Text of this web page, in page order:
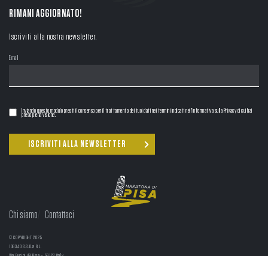
RIMANI AGGIORNATO!
Iscriviti alla nostra newsletter.
Email
Inviando questo modulo presti il consenso per il trattamento dei tuoi dati nei termini indicati nell'Informativa sulla Privacy di cui hai
preso piena visione.
Chi siamo Contattaci
© COPYRIGHT 2025
1063AD S.S.D.a R.L.